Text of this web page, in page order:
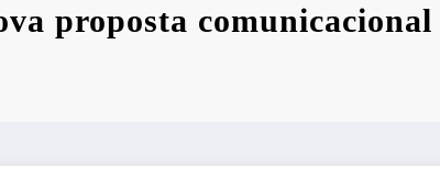
proposta comunicacional